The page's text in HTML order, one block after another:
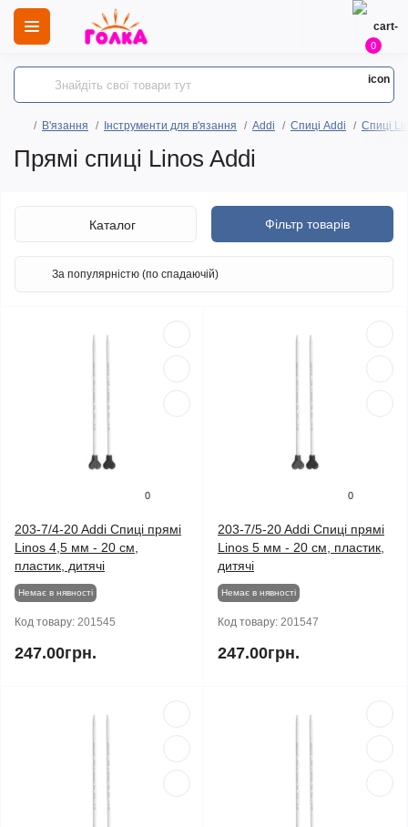
0
В'язання Інструменти для в'язання Addi Спиці Addi Спиці
Прямі спиці Linos Addi
Фільтр товарів
Каталог
0
203-7/4-20 Addi Спиці прямі
Linos 4,5 мм - 20 см,
пластик, дитячі
Немає в нявності
Код товару: 201545
247.00грн.
0
203-7/5-20 Addi Спиці прямі
Linos 5 мм - 20 см, пластик,
дитячі
Немає в нявності
Код товару: 201547
247.00грн.